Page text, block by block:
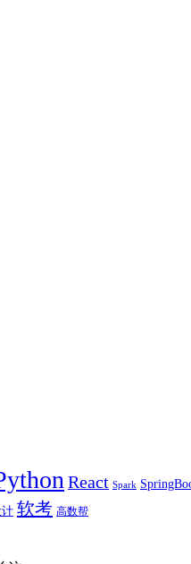
React Spark
软考 高数帮